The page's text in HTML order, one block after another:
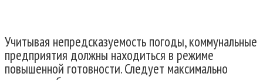
Учитывая непредсказуемость погоды, коммунальные
предприятия должны находиться в режиме
повышенной готовности. Следует максимально